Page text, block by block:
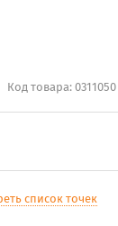
Код товара:0311050
список точек